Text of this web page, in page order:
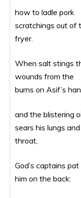
how to ladle pork
scratchings out of
fryer.
When salt stings
wounds from the
burns on Asif’s
and the blistering
sears his lungs and
throat,
God’s captains pat
him on the back: